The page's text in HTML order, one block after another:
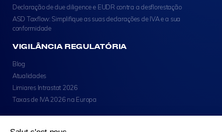
Declaração de due diligence e EUDR contra a desflorestação
ASD Taxflow: Simplifique as suas declarações de IVA e a sua
conformidade
VIGILÂNCIA REGULATÓRIA
Blog
Atualidades
Limiares Intrastat 2026
Taxas de IVA 2026 na Europa